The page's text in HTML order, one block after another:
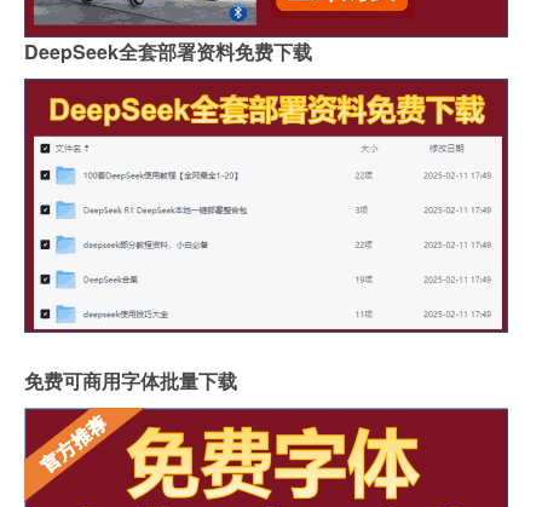
DeepSeek全套部署资料免费下载
免费可商用字体批量下载